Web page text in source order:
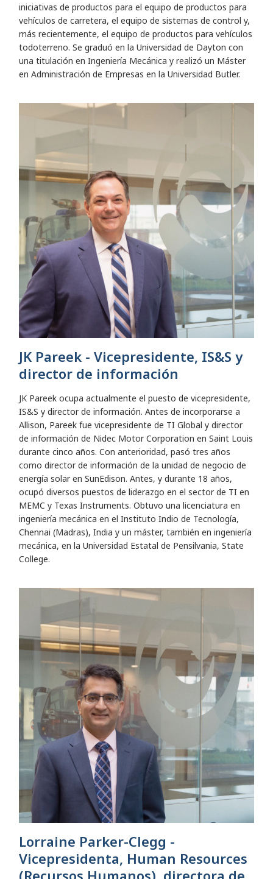
iniciativas de productos para el equipo de productos para
vehículos de carretera, el equipo de sistemas de control y,
más recientemente, el equipo de productos para vehículos
todoterreno. Se graduó en la Universidad de Dayton con
una titulación en Ingeniería Mecánica y realizó un Máster
en Administración de Empresas en la Universidad Butler.
JK Pareek - Vicepresidente, IS&S y
director de información
JK Pareek ocupa actualmente el puesto de vicepresidente,
IS&S y director de información. Antes de incorporarse a
Allison, Pareek fue vicepresidente de TI Global y director
de información de Nidec Motor Corporation en Saint Louis
durante cinco años. Con anterioridad, pasó tres años
como director de información de la unidad de negocio de
energía solar en SunEdison. Antes, y durante 18 años,
ocupó diversos puestos de liderazgo en el sector de TI en
MEMC y Texas Instruments. Obtuvo una licenciatura en
ingeniería mecánica en el Instituto Indio de Tecnología,
Chennai (Madras), India y un máster, también en ingeniería
mecánica, en la Universidad Estatal de Pensilvania, State
College.
Lorraine Parker-Clegg -
Vicepresidenta, Human Resources
(Recursos Humanos), directora de